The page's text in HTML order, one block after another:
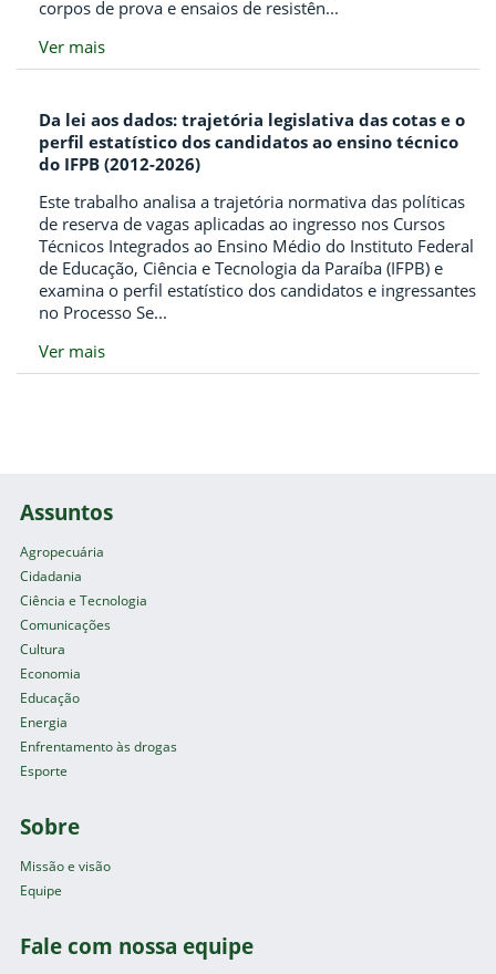
corpos de prova e ensaios de resistên...
Ver mais
Da lei aos dados: trajetória legislativa das cotas e o
perfil estatístico dos candidatos ao ensino técnico
do IFPB (2012-2026)
Este trabalho analisa a trajetória normativa das políticas
de reserva de vagas aplicadas ao ingresso nos Cursos
Técnicos Integrados ao Ensino Médio do Instituto Federal
de Educação, Ciência e Tecnologia da Paraíba (IFPB) e
examina o perfil estatístico dos candidatos e ingressantes
no Processo Se...
Ver mais
Assuntos
Agropecuária
Cidadania
Ciência e Tecnologia
Comunicações
Cultura
Economia
Educação
Energia
Enfrentamento às drogas
Esporte
Sobre
Missão e visão
Equipe
Fale com nossa equipe